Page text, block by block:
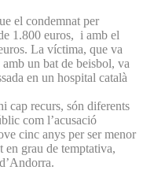
el condemnat per
1.800 euros, i amb el
La víctima, que va
un bat de beisbol, va
en un hospital català
cap recurs, són diferents
com l’acusació
cinc anys per ser menor
en grau de temptativa,